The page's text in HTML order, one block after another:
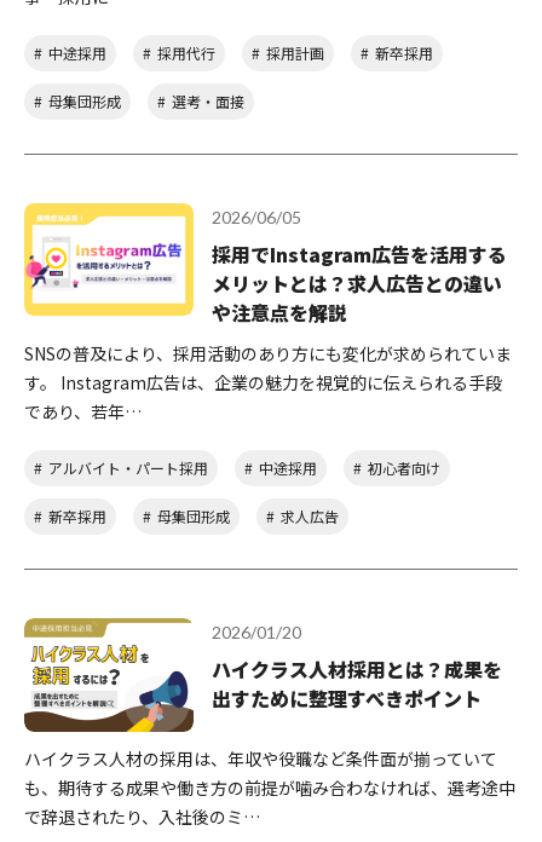
中途採用 採用代行 採用計画 新卒採用
母集団形成 選考・面接
2026/06/05
採用でInstagram広告を活用する
メリットとは？求人広告との違い
や注意点を解説
SNSの普及により、採用活動のあり方にも変化が求められていま
す。 Instagram広告は、企業の魅力を視覚的に伝えられる手段
であり、若年…
アルバイト・パート採用 中途採用 初心者向け
新卒採用 母集団形成 求人広告
2026/01/20
ハイクラス人材採用とは？成果を
出すために整理すべきポイント
ハイクラス人材の採用は、年収や役職など条件面が揃っていて
も、期待する成果や働き方の前提が噛み合わなければ、選考途中
で辞退されたり、入社後のミ…